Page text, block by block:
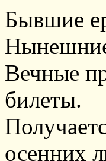
Бывшие
Вечные
билеты.
осенних